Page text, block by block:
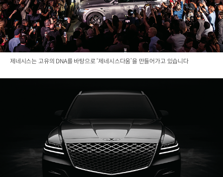
제네시스는 고유의 DNA를 바탕으로 ‘제네시스다움’을 만들어가고 있습니다